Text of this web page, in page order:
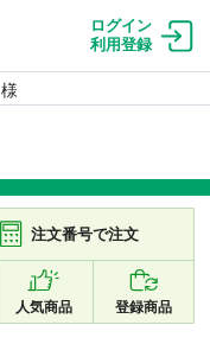
ログイン
利用登録
様
注文番号で注文
人気商品 登録商品